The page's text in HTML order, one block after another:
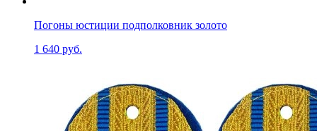
Погоны юстиции подполковник золото
1 640 руб.